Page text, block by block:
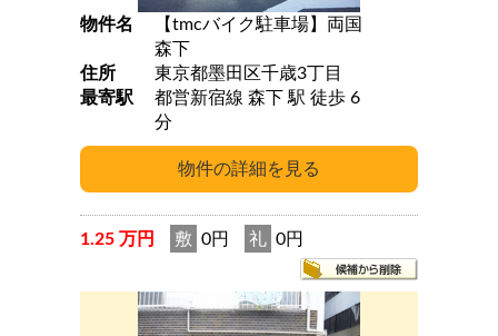
物件名
【tmcバイク駐車場】両国
森下
住所
東京都墨田区千歳3丁目
最寄駅
都営新宿線 森下 駅 徒歩 6
分
1.25 万円 敷 0円 礼 0円